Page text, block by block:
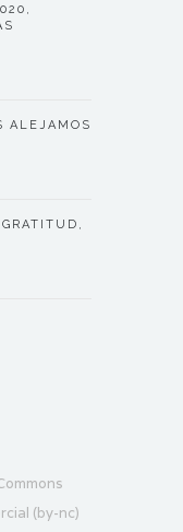
ALEJAMOS